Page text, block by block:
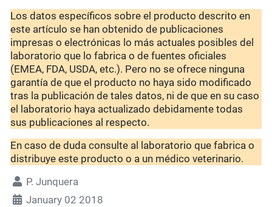
Los datos específicos sobre el producto descrito en
este artículo se han obtenido de publicaciones
impresas o electrónicas lo más actuales posibles del
laboratorio que lo fabrica o de fuentes oficiales
(EMEA, FDA, USDA, etc.). Pero no se ofrece ninguna
garantía de que el producto no haya sido modificado
tras la publicación de tales datos, ni de que en su caso
el laboratorio haya actualizado debidamente todas
sus publicaciones al respecto.
En caso de duda consulte al laboratorio que fabrica o
distribuye este producto o a un médico veterinario.
P. Junquera
January 02 2018